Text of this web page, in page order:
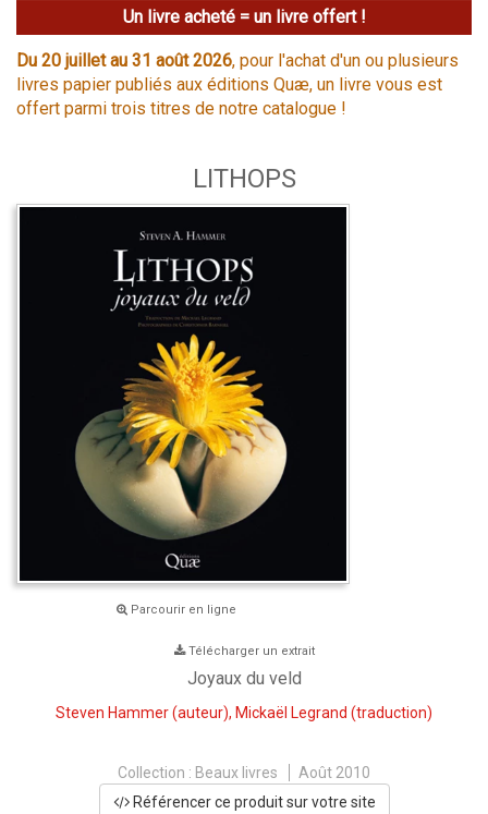
Un livre acheté = un livre offert !
Du 20 juillet au 31 août 2026, pour l'achat d'un ou plusieurs
livres papier publiés aux éditions Quæ, un livre vous est
offert parmi trois titres de notre catalogue !
LITHOPS
Parcourir en ligne
Télécharger un extrait
Joyaux du veld
Steven Hammer(auteur), Mickaël Legrand (traduction)
Collection : Beaux livres
Août 2010
Référencer ce produit sur votre site